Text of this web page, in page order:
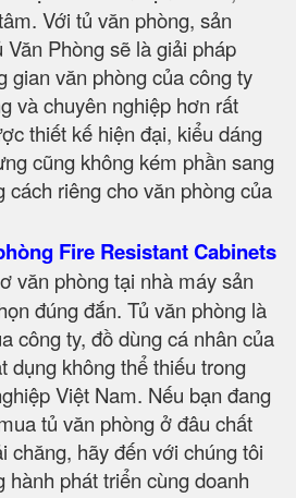
Với tủ văn phòng, sản
Phòng sẽ là giải pháp
gian văn phòng của công ty
và chuyên nghiệp hơn rất
thiết kế hiện đại, kiểu dáng
cũng không kém phần sang
cách riêng cho văn phòng của
Fire Resistant Cabinets
văn phòng tại nhà máy sản
đúng đắn. Tủ văn phòng là
công ty, đồ dùng cá nhân của
dụng không thể thiếu trong
Việt Nam. Nếu bạn đang
tủ văn phòng ở đâu chất
chăng, hãy đến với chúng tôi
hành phát triển cùng doanh